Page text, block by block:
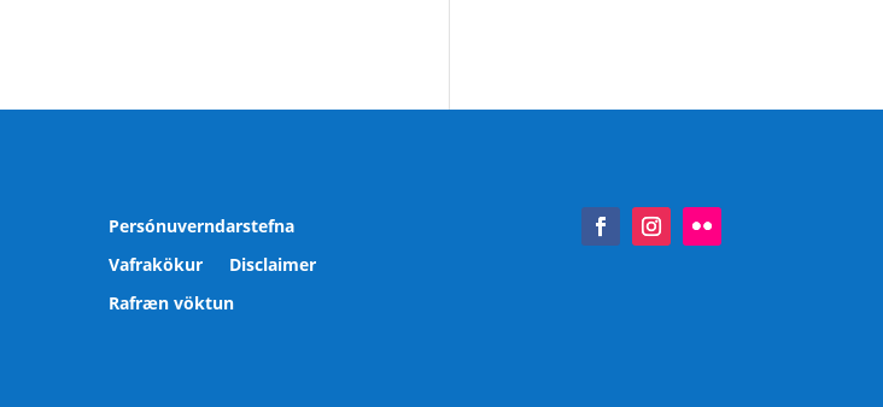
Persónuverndarstefna
Vafrakökur
Disclaimer
Rafræn vöktun